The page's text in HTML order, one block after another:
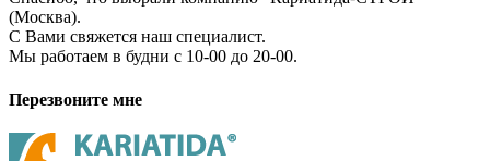
(Москва).
С Вами свяжется наш специалист.
Мы работаем в будни с 10-00 до 20-00.
Перезвоните мне